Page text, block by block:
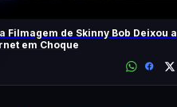
Filmagem de Skinny Bob Deixou a
em Choque